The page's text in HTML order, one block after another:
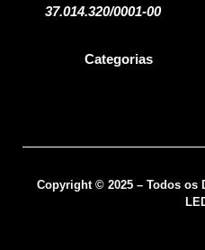
37.014.320/0001-00
Categorias
Copyright © 2025 – Todos os